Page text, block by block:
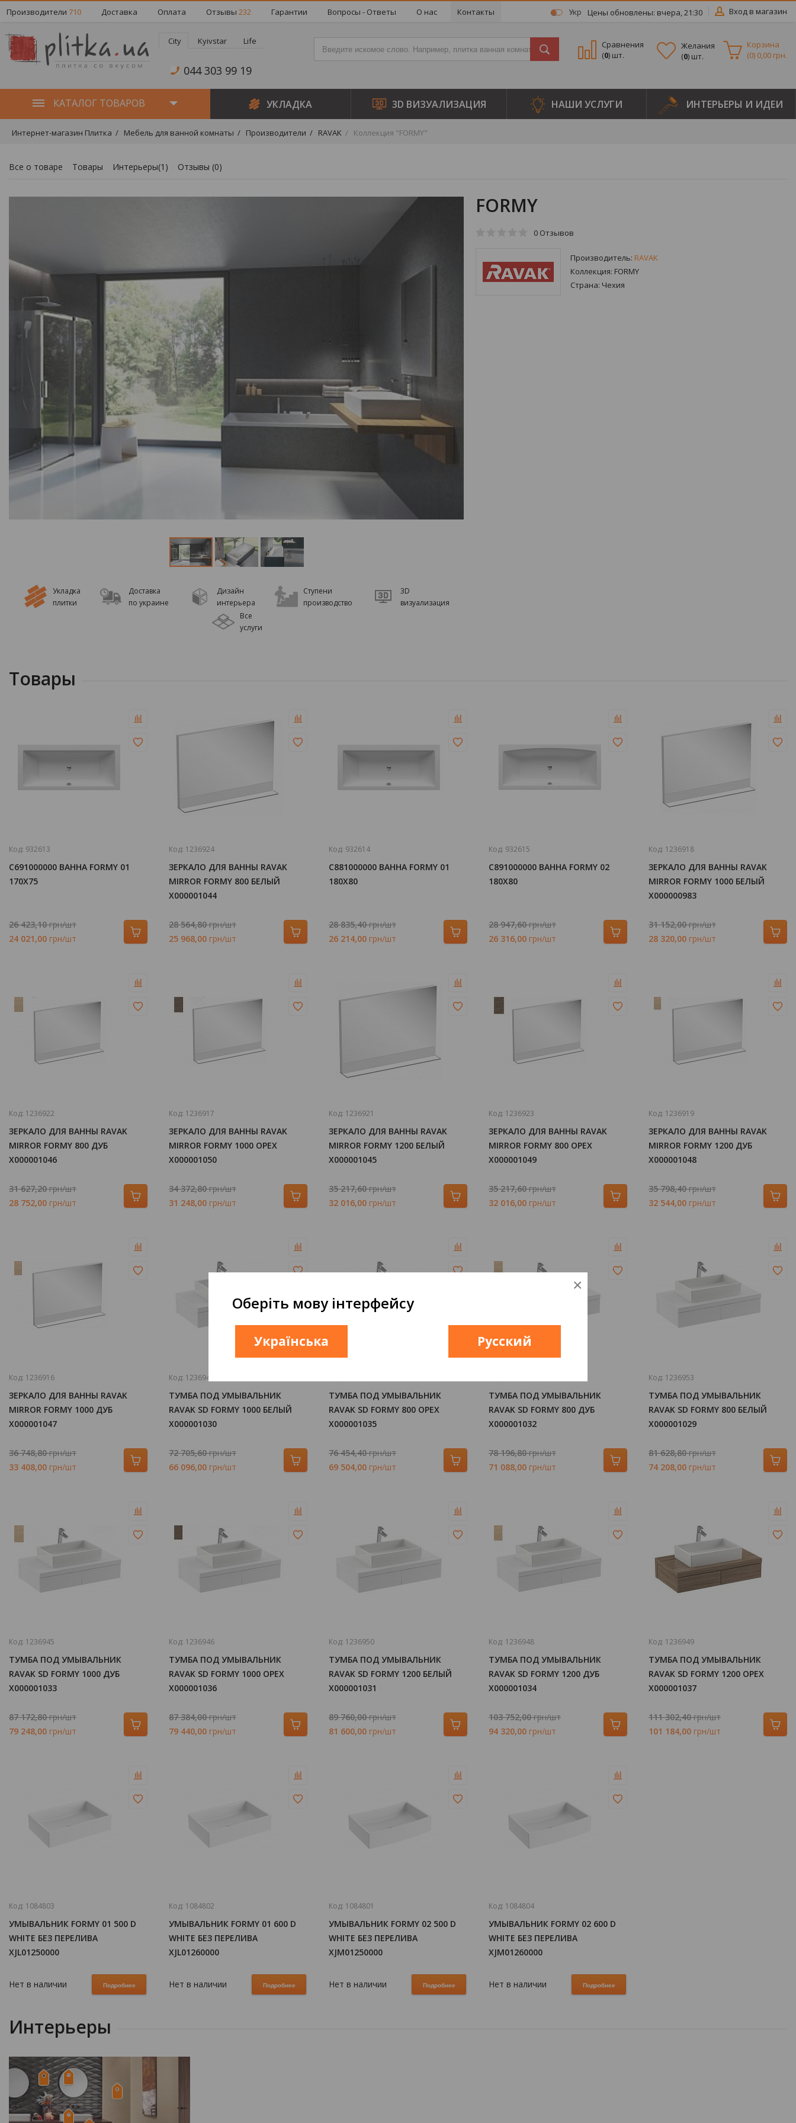
Производители 710 Доставка Оплата Отзывы 232 Гарантии Вопросы - Ответы О нас Контакты Цены обновлены: вчера, 21:30 Вход в магазин
Укр
City Kyivstar Life
044 303 99 19
Сравнения
(0) шт.
Желания
(0) шт.
Корзина
(0) 0,00 грн.
КАТАЛОГ ТОВАРОВ УКЛАДКА 3D ВИЗУАЛИЗАЦИЯ НАШИ УСЛУГИ ИНТЕРЬЕРЫ И ИДЕИ
Интернет-магазин Плитка Мебель для ванной комнаты Производители RAVAK Коллекция "FORMY"
Все о товаре Товары Интерьеры(1) Отзывы (0)
Укладка
плитки
Доставка
по украине
Дизайн
интерьера
Ступени
производство
3D
визуализация
Все
услуги
FORMY
0 Отзывов
Производитель: RAVAK
Коллекция: FORMY
Страна: Чехия
Товары
Код: 932613
C691000000 ВАННА FORMY 01
170X75
26 423,10грн/шт
24 021,00 грн/шт
Код: 1236924
ЗЕРКАЛО ДЛЯ ВАННЫ RAVAK
MIRROR FORMY 800 БЕЛЫЙ
X000001044
28 564,80грн/шт
25 968,00 грн/шт
Код: 932614
C881000000 ВАННА FORMY 01
180X80
28 835,40грн/шт
26 214,00 грн/шт
Код: 932615
C891000000 ВАННА FORMY 02
180X80
28 947,60грн/шт
26 316,00 грн/шт
Код: 1236918
ЗЕРКАЛО ДЛЯ ВАННЫ RAVAK
MIRROR FORMY 1000 БЕЛЫЙ
X000000983
31 152,00грн/шт
28 320,00 грн/шт
Код: 1236922
ЗЕРКАЛО ДЛЯ ВАННЫ RAVAK
MIRROR FORMY 800 ДУБ
X000001046
31 627,20грн/шт
28 752,00 грн/шт
Код: 1236917
ЗЕРКАЛО ДЛЯ ВАННЫ RAVAK
MIRROR FORMY 1000 ОРЕХ
X000001050
34 372,80грн/шт
31 248,00 грн/шт
Код: 1236921
ЗЕРКАЛО ДЛЯ ВАННЫ RAVAK
MIRROR FORMY 1200 БЕЛЫЙ
X000001045
35 217,60грн/шт
32 016,00 грн/шт
Код: 1236923
ЗЕРКАЛО ДЛЯ ВАННЫ RAVAK
MIRROR FORMY 800 ОРЕХ
X000001049
35 217,60грн/шт
32 016,00 грн/шт
Код: 1236919
ЗЕРКАЛО ДЛЯ ВАННЫ RAVAK
MIRROR FORMY 1200 ДУБ
X000001048
35 798,40грн/шт
32 544,00 грн/шт
Код: 1236916
ЗЕРКАЛО ДЛЯ ВАННЫ RAVAK
MIRROR FORMY 1000 ДУБ
X000001047
36 748,80грн/шт
33 408,00 грн/шт
Код: 1236947
ТУМБА ПОД УМЫВАЛЬНИК
RAVAK SD FORMY 1000 БЕЛЫЙ
X000001030
72 705,60грн/шт
66 096,00 грн/шт
ТУМБА ПОД УМЫВАЛЬНИК
RAVAK SD FORMY 800 ОРЕХ
X000001035
76 454,40грн/шт
69 504,00 грн/шт
ТУМБА ПОД УМЫВАЛЬНИК
RAVAK SD FORMY 800 ДУБ
X000001032
78 196,80грн/шт
71 088,00 грн/шт
Код: 1236953
ТУМБА ПОД УМЫВАЛЬНИК
RAVAK SD FORMY 800 БЕЛЫЙ
X000001029
81 628,80грн/шт
74 208,00 грн/шт
Код: 1236945
ТУМБА ПОД УМЫВАЛЬНИК
RAVAK SD FORMY 1000 ДУБ
X000001033
87 172,80грн/шт
79 248,00 грн/шт
Код: 1236946
ТУМБА ПОД УМЫВАЛЬНИК
RAVAK SD FORMY 1000 ОРЕХ
X000001036
87 384,00грн/шт
79 440,00 грн/шт
Код: 1236950
ТУМБА ПОД УМЫВАЛЬНИК
RAVAK SD FORMY 1200 БЕЛЫЙ
X000001031
89 760,00грн/шт
81 600,00 грн/шт
Код: 1236948
ТУМБА ПОД УМЫВАЛЬНИК
RAVAK SD FORMY 1200 ДУБ
X000001034
103 752,00грн/шт
94 320,00 грн/шт
Код: 1236949
ТУМБА ПОД УМЫВАЛЬНИК
RAVAK SD FORMY 1200 ОРЕХ
X000001037
111 302,40грн/шт
101 184,00 грн/шт
Код: 1084803
УМЫВАЛЬНИК FORMY 01 500 D
WHITE БЕЗ ПЕРЕЛИВА
XJL01250000
Нет в наличии Подробнее
Код: 1084802
УМЫВАЛЬНИК FORMY 01 600 D
WHITE БЕЗ ПЕРЕЛИВА
XJL01260000
Нет в наличии Подробнее
Код: 1084801
УМЫВАЛЬНИК FORMY 02 500 D
WHITE БЕЗ ПЕРЕЛИВА
XJM01250000
Нет в наличии Подробнее
Код: 1084804
УМЫВАЛЬНИК FORMY 02 600 D
WHITE БЕЗ ПЕРЕЛИВА
XJM01260000
Нет в наличии Подробнее
Интерьеры
×
Оберіть мову інтерфейсу
Українська Русский